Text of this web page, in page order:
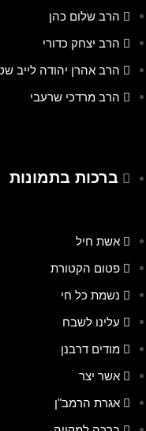
הרב שלום כהן
הרב יצחק כדורי
הרב אהרן יהודה לייב
הרב מרדכי שרעבי
ברכות בתמונות
אשת חיל
פטום הקטורת
נשמת כל חי
עלינו לשבח
מודים דרבנן
אשר יצר
אגרת הרמב"ן